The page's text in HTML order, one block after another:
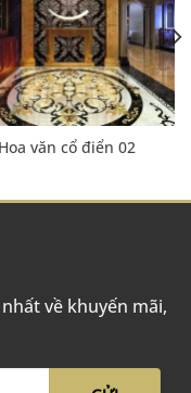
Hoa văn cổ điển 02
về khuyến mãi,